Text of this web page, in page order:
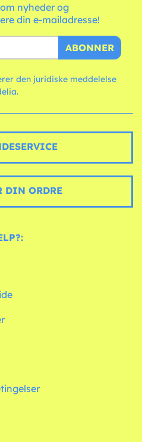
nyheder og
din e-mailadresse!
ABONNER
den juridiske meddelelse
DIN ORDRE